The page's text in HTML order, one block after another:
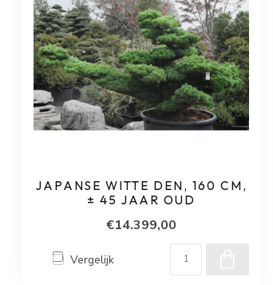
JAPANSE WITTE DEN, 160 CM,
± 45 JAAR OUD
€14.399,00
Vergelijk